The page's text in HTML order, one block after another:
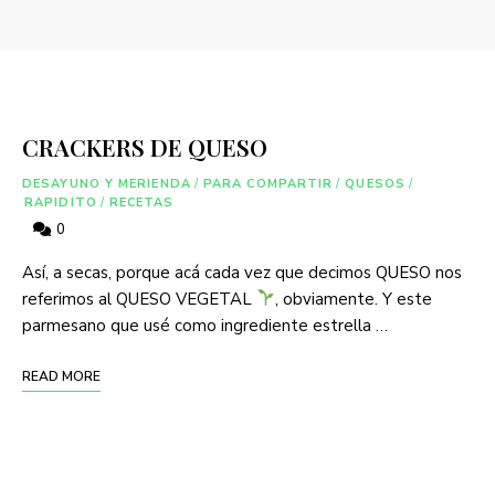
CRACKERS DE QUESO
DESAYUNO Y MERIENDA / PARA COMPARTIR / QUESOS /
RAPIDITO / RECETAS
0
Así, a secas, porque acá cada vez que decimos QUESO nos
referimos al QUESO VEGETAL
, obviamente. Y este
parmesano que usé como ingrediente estrella …
READ MORE